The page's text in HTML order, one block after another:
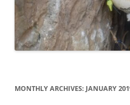
MONTHLY ARCHIVES: JANUARY